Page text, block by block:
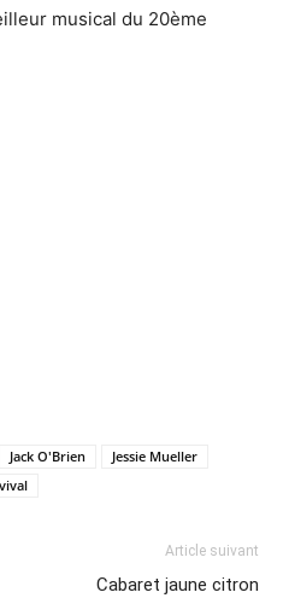
musical du 20ème
Jack O'Brien
Jessie Mueller
Article suivant
Cabaret jaune citron